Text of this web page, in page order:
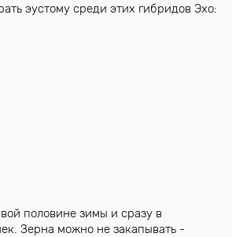
эустому среди этих гибридов Эхо:
половине зимы и сразу в
Зерна можно не закапывать -